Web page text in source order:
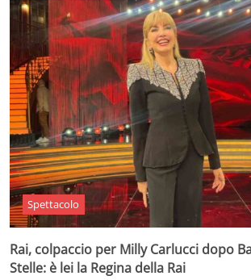
Spettacolo
Rai, colpaccio per Milly Carlucci dopo
Stelle: è lei la Regina della Rai